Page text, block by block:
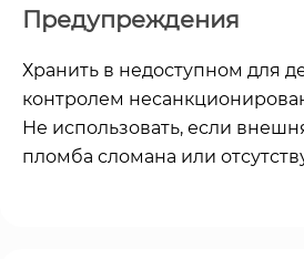
Предупреждения
Хранить в недоступном для
контролем
Не использовать, если
пломба сломана или